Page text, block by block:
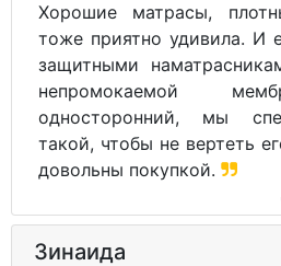
Хорошие матрасы,
тоже приятно удивила. И
защитными
непромокаемой
односторонний, мы
такой, чтобы не вертеть
довольны покупкой.
Зинаида